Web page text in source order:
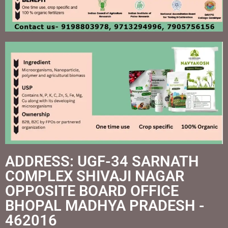
ADDRESS: UGF-34 SARNATH
COMPLEX SHIVAJI NAGAR
OPPOSITE BOARD OFFICE
BHOPAL MADHYA PRADESH -
462016